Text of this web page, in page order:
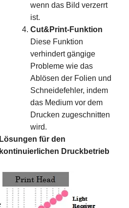
wenn das Bild verzerrt
ist.
Cut&Print-Funktion
Diese Funktion
verhindert gängige
Probleme wie das
Ablösen der Folien und
Schneidefehler, indem
das Medium vor dem
Drucken zugeschnitten
wird.
Lösungen für den
kontinuierlichen Druckbetrieb